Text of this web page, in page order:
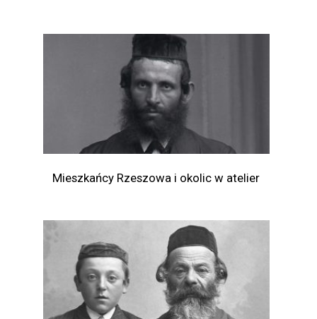
Mieszkańcy Rzeszowa i okolic w atelier